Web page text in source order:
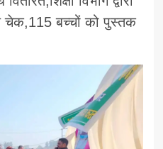
चेक,115 बच्चों को पुस्तक